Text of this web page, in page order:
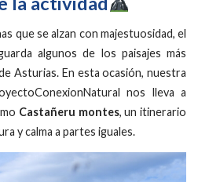
que se alzan con majestuosidad, el
algunos de los paisajes más
Asturias. En esta ocasión, nuestra
nos lleva a
Castañeru montes, un itinerario
y calma a partes iguales.